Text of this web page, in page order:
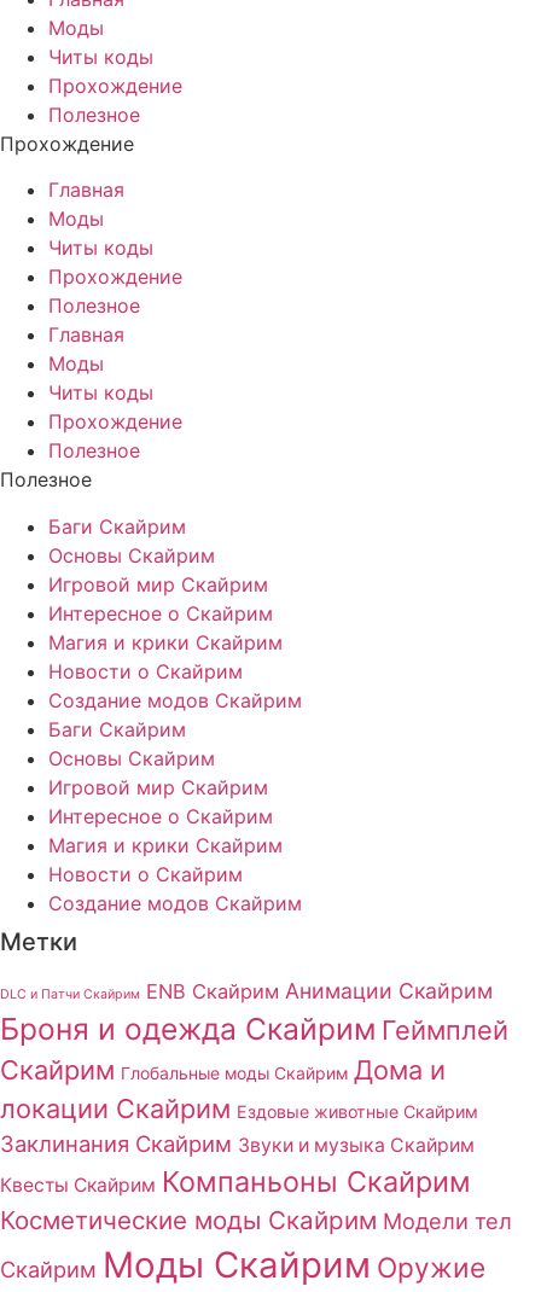
Моды
Читы коды
Прохождение
Полезное
Прохождение
Главная
Моды
Читы коды
Прохождение
Полезное
Главная
Моды
Читы коды
Прохождение
Полезное
Полезное
Баги Скайрим
Основы Скайрим
Игровой мир Скайрим
Интересное о Скайрим
Магия и крики Скайрим
Новости о Скайрим
Создание модов Скайрим
Баги Скайрим
Основы Скайрим
Игровой мир Скайрим
Интересное о Скайрим
Магия и крики Скайрим
Новости о Скайрим
Создание модов Скайрим
Метки
DLC и Патчи Скайрим ENB Скайрим Анимации Скайрим
Броня и одежда Скайрим Геймплей
Скайрим Глобальные моды Скайрим Дома и
локации Скайрим Ездовые животные Скайрим
Заклинания Скайрим Звуки и музыка Скайрим
Квесты Скайрим Компаньоны Скайрим
Косметические моды Скайрим Модели тел
Скайрим Моды Скайрим Оружие